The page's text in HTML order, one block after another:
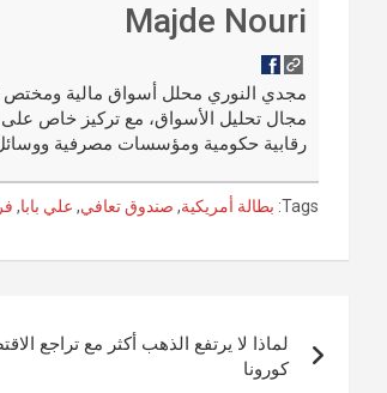
Majde Nouri
مجال تحليل الأسواق، مع تركيز خاص على
رقابية حكومية ومؤسسات مصرفية ووسائل
Tags: بطالة أمريكية, صندوق تعافي, علي بابا,
المقالات
لماذا لا يرتفع الذهب أكثر مع تراجع
كورونا